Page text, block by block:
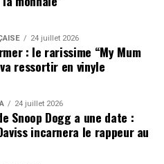
24 juillet 2026
: le rarissime “My Mum
ressortir en vinyle
24 juillet 2026
Snoop Dogg a une date :
incarnera le rappeur au